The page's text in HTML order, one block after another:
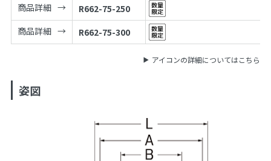
商品詳細
R662-75-250
商品詳細
R662-75-300
アイコンの詳細についてはこちら
姿図